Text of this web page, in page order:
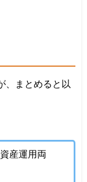
、まとめると以
産運用両